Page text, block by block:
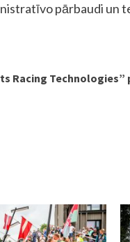
pārbaudi un
Racing Technologies”